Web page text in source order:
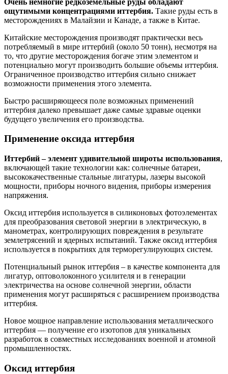
ощутимыми концентрациями иттербия. Такие руды есть в
месторождениях в Малайзии и Канаде, а также в Китае.
Китайские месторождения производят практически весь
потребляемый в мире иттербий (около 50 тонн), несмотря на
то, что другие месторождения богаче этим элементом и
потенциально могут производить большие объемы иттербия.
Ограниченное производство иттербия сильно снижает
возможности применения этого элемента.
Быстро расширяющееся поле возможных применений
иттербия далеко превышает даже самые здравые оценки
будущего увеличения его производства.
Применение оксида иттербия
Иттербий – элемент удивительной широты использования,
включающей такие технологии как: солнечные батареи,
высококачественные стальные лигатуры, лазеры высокой
мощности, приборы ночного видения, приборы измерения
напряжения.
Оксид иттербия используется в силиконовых фотоэлементах
для преобразования световой энергии в электрическую, в
манометрах, контролирующих повреждения в результате
землетрясений и ядерных испытаний. Также оксид иттербия
используется в покрытиях для терморегулирующих систем.
Потенциальный рынок иттербия – в качестве компонента для
лигатур, оптоволоконного усилителя и в генерации
электричества на основе солнечной энергии, области
применения могут расширяться с расширением производства
иттербия.
Новое мощное направление использования металлического
иттербия — получение его изотопов для уникальных
разработок в совместных исследованиях военной и атомной
промышленностях.
Оксид иттербия